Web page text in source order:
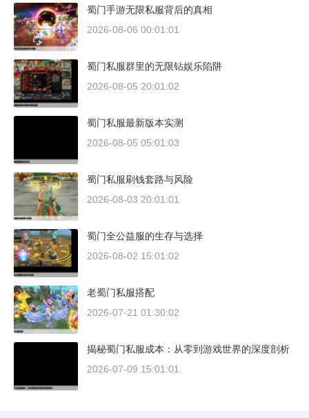
蜀门手游无限私服背后的真相
2026-08-06 00:01:01
蜀门私服群里的无限钻娱乐陷阱
2026-08-05 20:01:02
蜀门私服最新版本实测
2026-08-05 05:01:03
蜀门私服刷钱套路与风险
2026-08-03 20:01:01
蜀门全公益服的生存与选择
2026-08-02 15:01:02
老蜀门私服搭配
2026-07-21 01:30:02
揭秘蜀门私服成本：从零到游戏世界的深度剖析
2026-07-09 15:01:01